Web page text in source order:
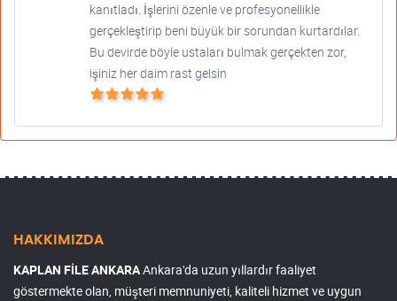
kanıtladı. İşlerini özenle ve profesyonellikle
gerçekleştirip beni büyük bir sorundan kurtardılar.
Bu devirde böyle ustaları bulmak gerçekten zor,
işiniz her daim rast gelsin
HAKKIMIZDA
KAPLAN FİLE ANKARAAnkara'da uzun yıllardır faaliyet
göstermekte olan, müşteri memnuniyeti, kaliteli hizmet ve uygun